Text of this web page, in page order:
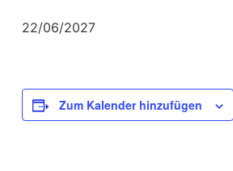
22/06/2027
Zum Kalender hinzufügen